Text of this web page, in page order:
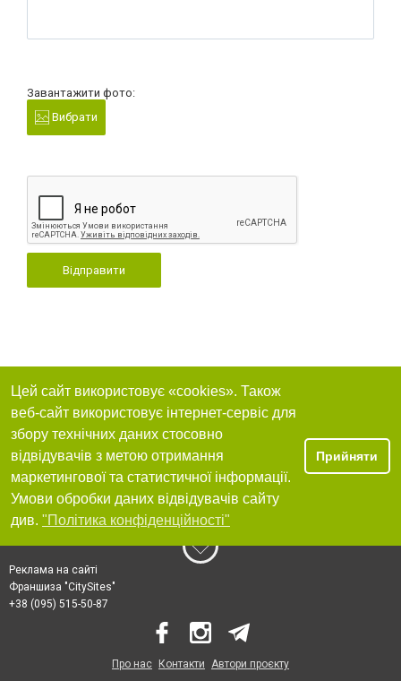
Завантажити фото:
Вибрати
Відправити
Цей сайт використовує «cookies». Також
веб-сайт використовує інтернет-сервіс для
збору технічних даних стосовно
відвідувачів з метою отримання
маркетингової та статистичної інформації.
Умови обробки даних відвідувачів сайту
див. "Політика конфіденційності"
Прийняти
Реклама на сайті
Франшиза "CitySites"
+38 (095) 515-50-87
Про нас Контакти Автори проєкту